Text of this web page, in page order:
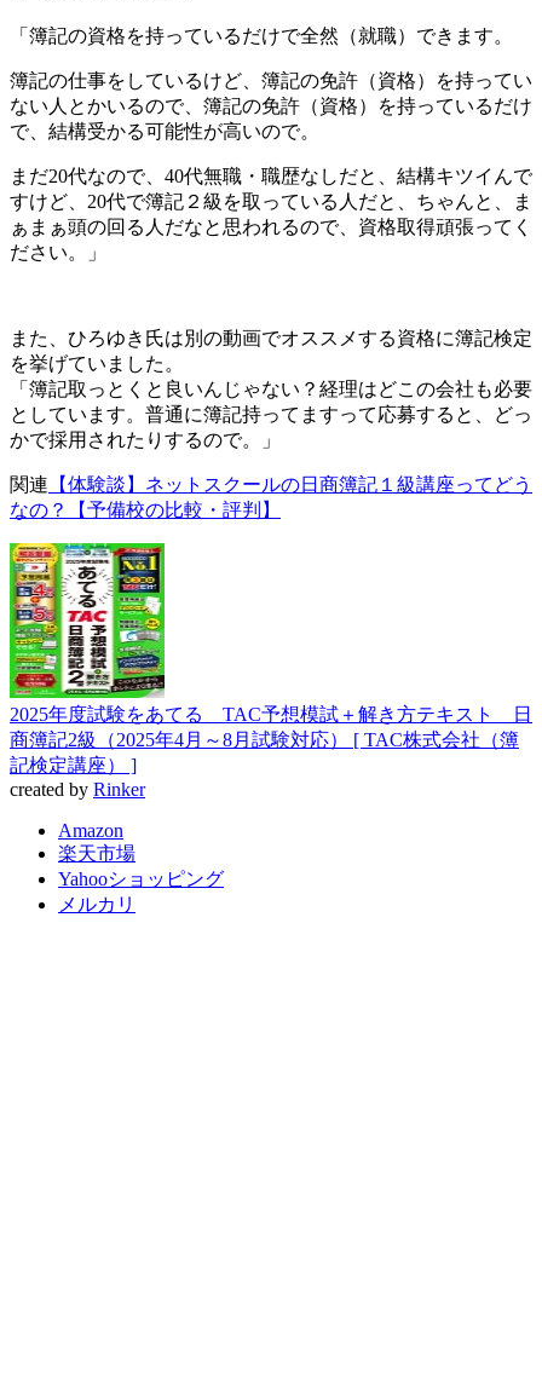
「簿記の資格を持っているだけで全然（就職）できます。
簿記の仕事をしているけど、簿記の免許（資格）を持ってい
ない人とかいるので、簿記の免許（資格）を持っているだけ
で、結構受かる可能性が高いので。
まだ20代なので、40代無職・職歴なしだと、結構キツイんで
すけど、20代で簿記２級を取っている人だと、ちゃんと、ま
ぁまぁ頭の回る人だなと思われるので、資格取得頑張ってく
ださい。」
また、ひろゆき氏は別の動画でオススメする資格に簿記検定
を挙げていました。
「簿記取っとくと良いんじゃない？経理はどこの会社も必要
としています。普通に簿記持ってますって応募すると、どっ
かで採用されたりするので。」
関連 【体験談】ネットスクールの日商簿記１級講座ってどう
なの？【予備校の比較・評判】
2025年度試験をあてる TAC予想模試＋解き方テキスト 日
商簿記2級（2025年4月～8月試験対応） [ TAC株式会社（簿
記検定講座） ]
created by Rinker
Amazon
楽天市場
Yahooショッピング
メルカリ